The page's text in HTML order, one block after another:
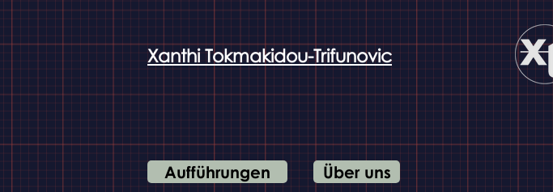
Xanthi Tokmakidou-Trifunovic
Aufführungen Über uns